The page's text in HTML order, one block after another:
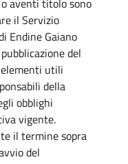
il Servizio
Endine Gaiano
del
utili
della
obblighi
vigente.
il termine sopra
del